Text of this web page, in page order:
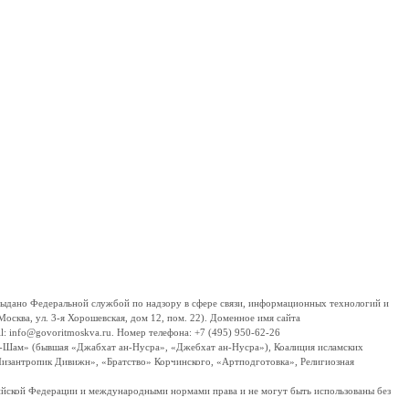
Федеральной службой по надзору в сфере связи, информационных технологий и
ул. 3-я Хорошевская, дом 12, пом. 22). Доменное имя сайта
info@govoritmoskva.ru. Номер телефона: +7 (495) 950-62-26
Шам» (бывшая «Джабхат ан-Нусра», «Джебхат ан-Нусра»), Коалиция исламских
Дивижн», «Братство» Корчинского, «Артподготовка», Религиозная
Федерации и международными нормами права и не могут быть использованы без